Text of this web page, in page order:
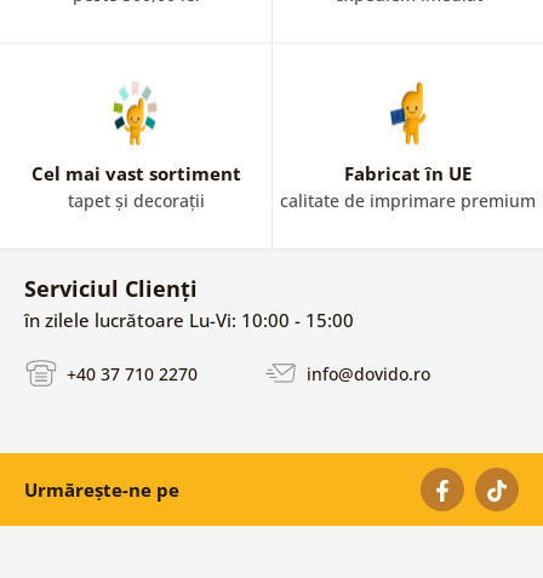
Cel mai vast sortiment
tapet și decorații
Fabricat în UE
calitate de imprimare premium
Serviciul Clienți
în zilele lucrătoare Lu-Vi: 10:00 - 15:00
+40 37 710 2270 info@dovido.ro
Urmărește-ne pe